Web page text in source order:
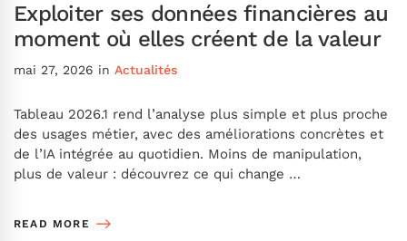
Exploiter ses données financières au
moment où elles créent de la valeur
mai 27, 2026 in Actualités
Tableau 2026.1 rend l’analyse plus simple et plus proche
des usages métier, avec des améliorations concrètes et
de l’IA intégrée au quotidien. Moins de manipulation,
plus de valeur : découvrez ce qui change …
READ MORE